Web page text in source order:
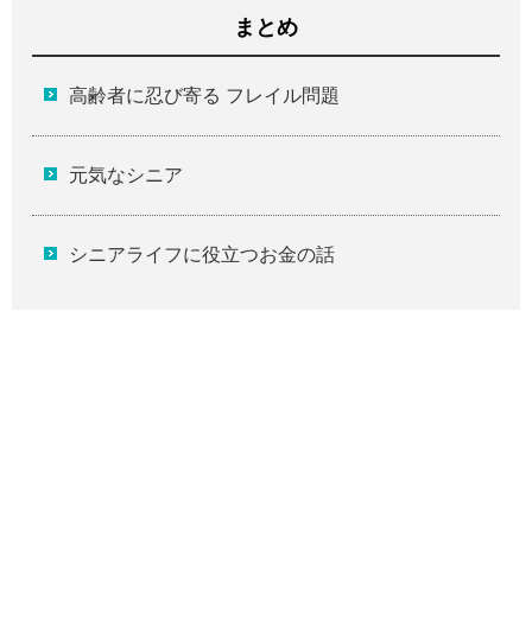
まとめ
高齢者に忍び寄る フレイル問題
元気なシニア
シニアライフに役立つお金の話